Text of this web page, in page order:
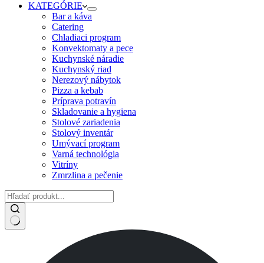
KATEGÓRIE
Bar a káva
Catering
Chladiaci program
Konvektomaty a pece
Kuchynské náradie
Kuchynský riad
Nerezový nábytok
Pizza a kebab
Príprava potravín
Skladovanie a hygiena
Stolové zariadenia
Stolový inventár
Umývací program
Varná technológia
Vitríny
Zmrzlina a pečenie